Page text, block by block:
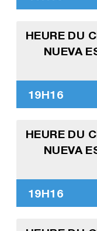
HEURE DU
NUEVA
19H16
HEURE DU
NUEVA
19H16